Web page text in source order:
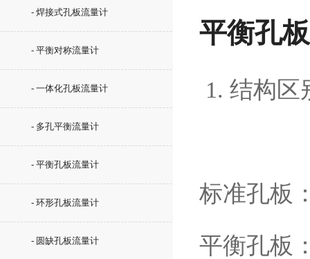
- 焊接式孔板流量计
- 平衡对称流量计
- 一体化孔板流量计
- 多孔平衡流量计
- 平衡孔板流量计
- 环形孔板流量计
- 圆缺孔板流量计
平衡孔
1. 结构区
标准孔板
平衡孔板